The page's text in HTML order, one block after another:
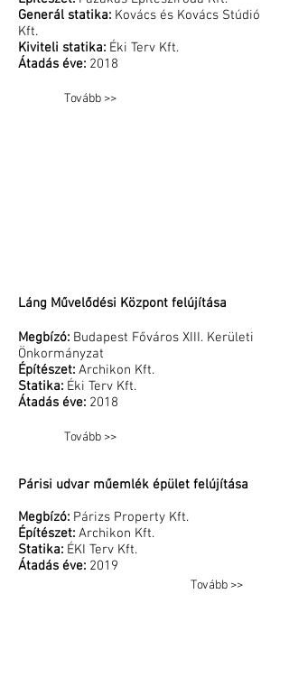
Generál statika: Kovács és Kovács Stúdió
Kft.
Kiviteli statika: Éki Terv Kft.
Átadás éve: 2018
Tovább >>
Láng Művelődési Központ felújítása
Megbízó: Budapest Főváros XIII. Kerületi
Önkormányzat
Építészet: Archikon Kft.
Statika: Éki Terv Kft.
Átadás éve: 2018
Tovább >>
Párisi udvar műemlék épület felújítása
Megbízó: Párizs Property Kft.
Építészet: Archikon Kft.
Statika: ÉKI Terv Kft.
Átadás éve: 2019
Tovább >>